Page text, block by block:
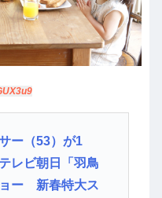
ー（53）が1
レビ朝日「羽鳥
ー 新春特大ス